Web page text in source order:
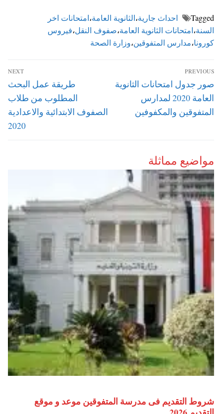
Tagged احداث جارية،الثانوية العامة،امتحانات اخر
السنة،امتحانات الثانوية العامة،صفوف النقل،فيروس
كورونا،مدارس المتفوقين،وزارة الصحة
تصفّح
المقالات
PREVIOUS
Previous
post:
صور جدول امتحانات الثانوية
العامة 2020 لمدارس
المتفوقين والمكفوفين
NEXT
Next
post:
طريقة عمل البحث
المطلوب من طلاب
الصفوف الابتدائية والاعدادية
2020
مواضيع مماثلة
شروط التقديم فى مدرسة المتفوقين موعد و موقع